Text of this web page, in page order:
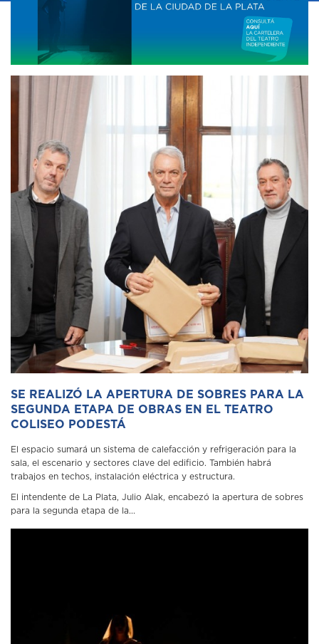
SE REALIZÓ LA APERTURA DE SOBRES PARA LA
SEGUNDA ETAPA DE OBRAS EN EL TEATRO
COLISEO PODESTÁ
El espacio sumará un sistema de calefacción y refrigeración para la
sala, el escenario y sectores clave del edificio. También habrá
trabajos en techos, instalación eléctrica y estructura.
El intendente de La Plata, Julio Alak, encabezó la apertura de sobres
para la segunda etapa de la...